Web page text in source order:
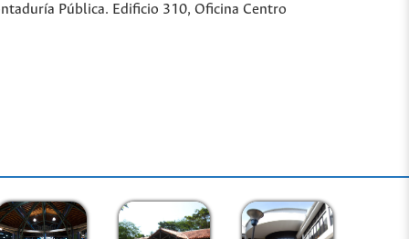
Pública. Edificio 310, Oficina Centro